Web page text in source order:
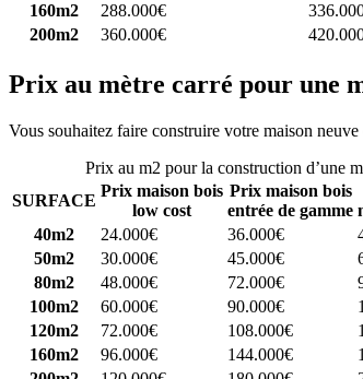
160m2
288.000€
200m2
360.000€
Prix au mètre carré pour une
Vous souhaitez faire construire votre maison neuve
Prix au m2 pour la construction d’une
SURFACE
Prix maison bois
low cost
Prix maison bois
entrée de gamme
40m2
24.000€ 36.000€
50m2
30.000€ 45.000€
80m2
48.000€ 72.000€
100m2
60.000€ 90.000€
120m2
72.000€ 108.000€
160m2
96.000€ 144.000€